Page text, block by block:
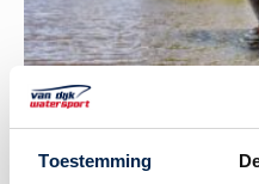
Toestemming
Reitdieper
Langstaart model